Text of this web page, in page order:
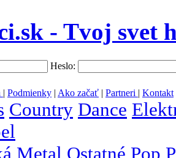
- Tvoj svet
Heslo:
| Podmienky | Ako začať | Partneri | Kontakt
Country Dance
Metal Ostatné Pop